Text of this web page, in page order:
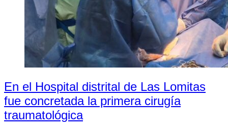
En el Hospital distrital de Las Lomitas
fue concretada la primera cirugía
traumatológica